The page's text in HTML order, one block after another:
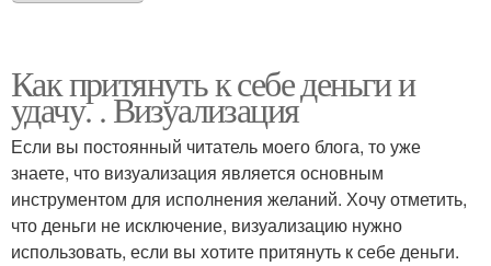
Как притянуть к себе деньги и
удачу. . Визуализация
Если вы постоянный читатель моего блога, то уже
знаете, что визуализация является основным
инструментом для исполнения желаний. Хочу отметить,
что деньги не исключение, визуализацию нужно
использовать, если вы хотите притянуть к себе деньги.